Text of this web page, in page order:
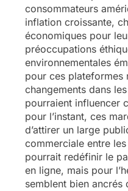
consommateurs
inflation croissante,
économiques pour
préoccupations
environnementales
pour ces plateformes
changements dans
pourraient influencer
pour l’instant, ces
d’attirer un large
commerciale entre
pourrait redéfinir le
en ligne, mais pour
semblent bien